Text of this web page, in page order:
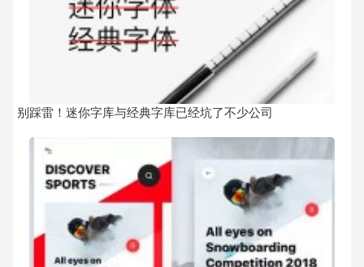
别踩雷！迷你字库与经典字库已经坑了不少公司